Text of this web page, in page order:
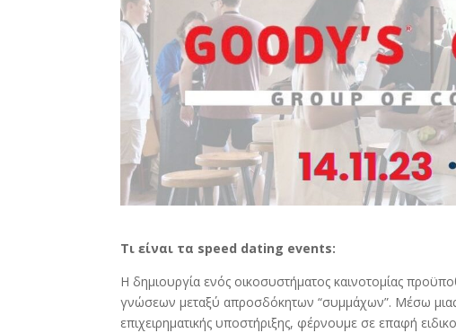
Τι είναι τα speed dating events:
Η δημιουργία ενός οικοσυστήματος καινοτομίας
γνώσεων μεταξύ απροσδόκητων “συμμάχων”. Μέσω
επιχειρηματικής υποστήριξης, φέρνουμε σε επαφή